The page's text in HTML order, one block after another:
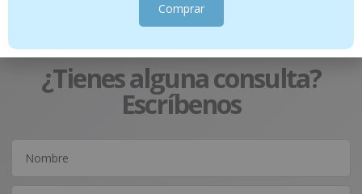
Añadir al carrito
¿Tienes alguna consulta?
Escríbenos
Comprar